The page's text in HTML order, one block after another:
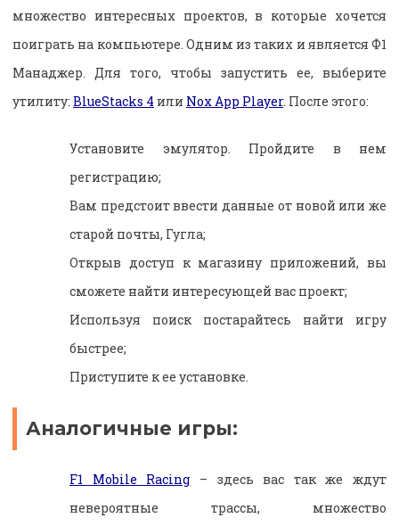
множество интересных проектов, в которые хочется
поиграть на компьютере. Одним из таких и является Ф1
Манаджер. Для того, чтобы запустить ее, выберите
утилиту: BlueStacks 4 или Nox App Player. После этого:
Установите эмулятор. Пройдите в нем
регистрацию;
Вам предстоит ввести данные от новой или же
старой почты, Гугла;
Открыв доступ к магазину приложений, вы
сможете найти интересующей вас проект;
Используя поиск постарайтесь найти игру
быстрее;
Приступите к ее установке.
Аналогичные игры:
F1 Mobile Racing – здесь вас так же ждут
невероятные трассы, множество